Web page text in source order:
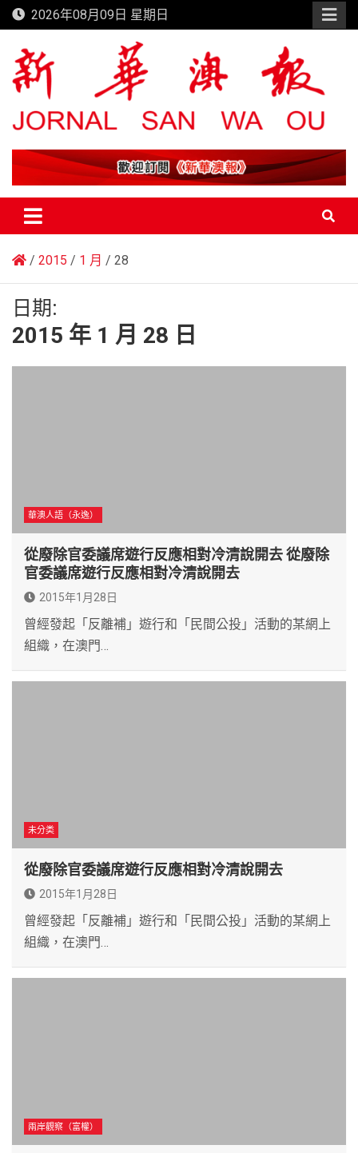
Skip
to
content
2026年08月09日 星期日
新華澳報
2015 1 月 28
日期:
2015 年 1 月 28 日
華澳人語（永逸）
從廢除官委議席遊行反應相對冷清說開去 從廢除
官委議席遊行反應相對冷清說開去
2015年1月28日
曾經發起「反離補」遊行和「民間公投」活動的某網上
組織，在澳門…
未分类
從廢除官委議席遊行反應相對冷清說開去
2015年1月28日
曾經發起「反離補」遊行和「民間公投」活動的某網上
組織，在澳門…
兩岸觀察（富權）